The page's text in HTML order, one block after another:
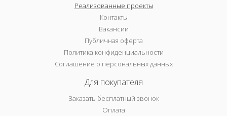
Реализованные проекты
Контакты
Вакансии
Публичная оферта
Политика конфиденциальности
Соглашение о персональных данных
Для покупателя
Заказать бесплатный звонок
Оплата